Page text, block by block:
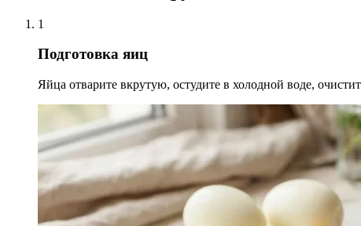
1
Подготовка яиц
Яйца отварите вкрутую, остудите в холодной воде,